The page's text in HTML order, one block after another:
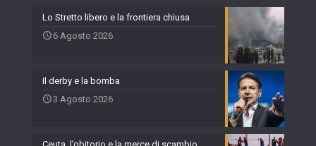
Lo Stretto libero e la frontiera chiusa
6 Agosto 2026
Il derby e la bomba
3 Agosto 2026